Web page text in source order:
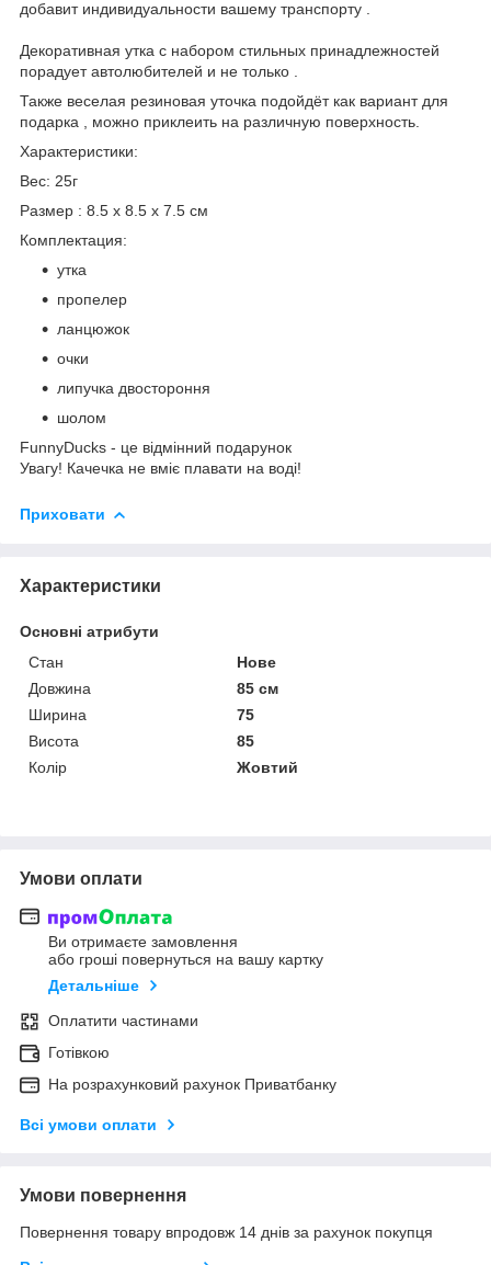
добавит индивидуальности вашему транспорту .
Декоративная утка с набором стильных принадлежностей
порадует автолюбителей и не только .
Также веселая резиновая уточка подойдёт как вариант для
подарка , можно приклеить на различную поверхность.
Характеристики:
Вес: 25г
Размер : 8.5 x 8.5 x 7.5 см
Комплектация:
утка
пропелер
ланцюжок
очки
липучка двостороння
шолом
FunnyDucks - це відмінний подарунок
Увагу! Качечка не вміє плавати на воді!
Приховати
Характеристики
Основні атрибути
Стан
Нове
Довжина
85 см
Ширина
75
Висота
85
Колір
Жовтий
Умови оплати
Ви отримаєте замовлення
або гроші повернуться на вашу картку
Детальніше
Оплатити частинами
Готівкою
На розрахунковий рахунок Приватбанку
Всі умови оплати
Умови повернення
Повернення товару впродовж 14 днів за рахунок покупця